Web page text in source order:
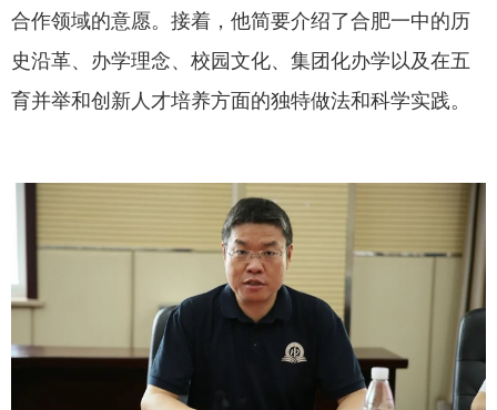
合作领域的意愿。接着，他简要介绍了合肥一中的历
史沿革、办学理念、校园文化、集团化办学以及在五
育并举和创新人才培养方面的独特做法和科学实践。